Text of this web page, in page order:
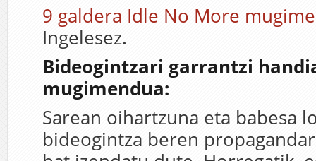
9 galdera Idle No More
Ingelesez.
Bideogintzari garrantzi
mugimendua:
Sarean oihartzuna eta babesa
bideogintza beren